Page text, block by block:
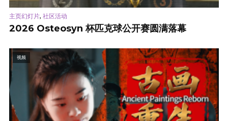
主页幻灯片, 社区活动
2026 Osteosyn 杯匹克球公开赛圆满落幕
视频